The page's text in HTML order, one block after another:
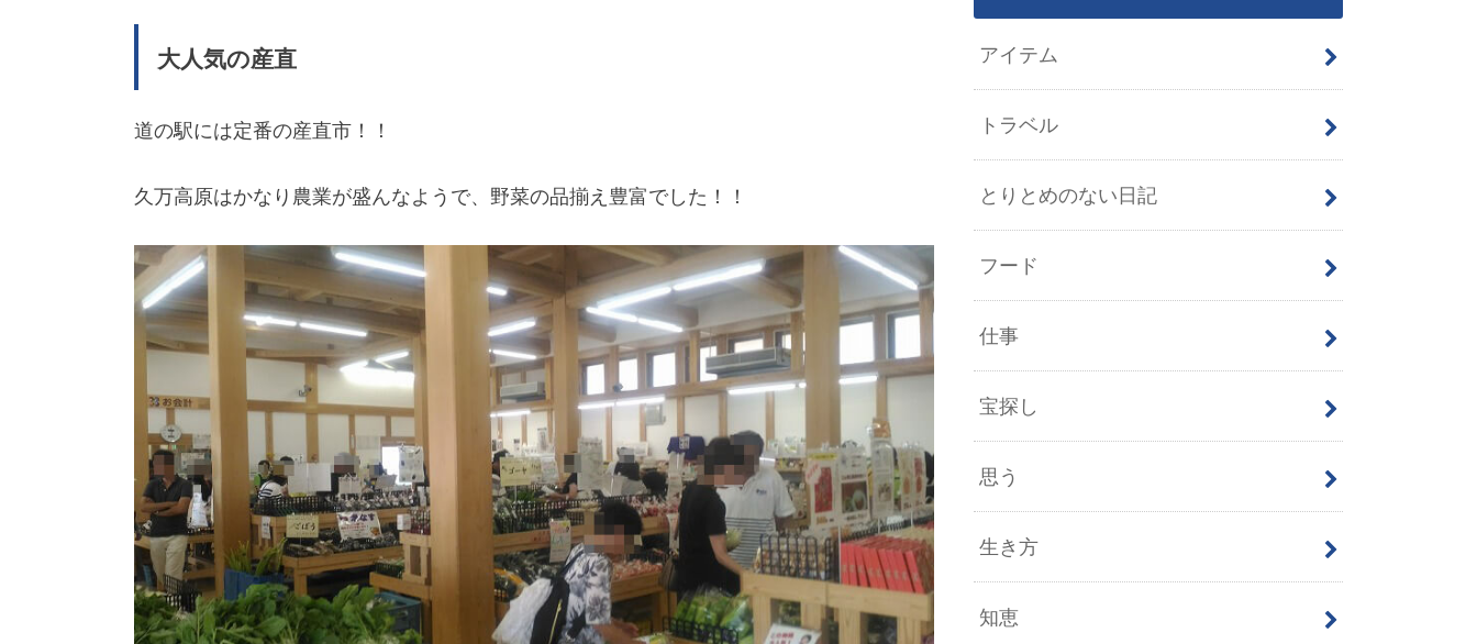
大人気の産直
道の駅には定番の産直市！！
久万高原はかなり農業が盛んなようで、野菜の品揃え豊富でした！！
アイテム
トラベル
とりとめのない日記
フード
仕事
宝探し
思う
生き方
知恵